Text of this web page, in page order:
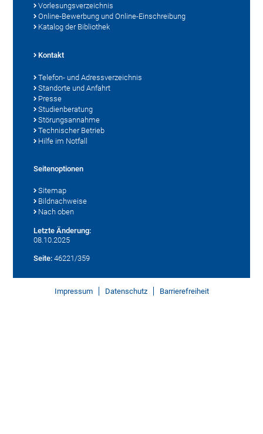
Vorlesungsverzeichnis
Online-Bewerbung und Online-Einschreibung
Katalog der Bibliothek
Kontakt
Telefon- und Adressverzeichnis
Standorte und Anfahrt
Presse
Studienberatung
Störungsannahme
Technischer Betrieb
Hilfe im Notfall
Seitenoptionen
Sitemap
Bildnachweise
Nach oben
Letzte Änderung:
08.10.2025
Seite: 46221/359
Impressum Datenschutz Barrierefreiheit